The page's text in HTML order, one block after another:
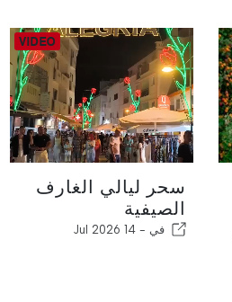
سحر ليالي الغارف
الصيفية
في -14 Jul 2026